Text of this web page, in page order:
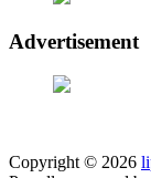
Advertisement
Copyright © 2026